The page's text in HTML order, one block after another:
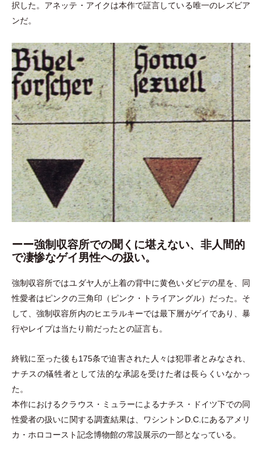
択した。アネッテ ・ アイクは本作で証言している唯一のレズビア
ンだ。
ーー強制収容所での聞くに堪えない、非人間的
で凄惨なゲイ男性への扱い。
強制収容所ではユダヤ人が上着の背中に黄色いダビデの星を、同
性愛者はピンクの三角印 （ ピンク ・ トライアングル） だった。そ
して、強制収容所内のヒエラルキーでは最下層がゲイであり、暴
行やレイプは当たり前だったとの証言も。
終戦に至った後も175条で迫害された人々は犯罪者とみなされ、
ナチスの犠牲者として法的な承認を受けた者は長らくいなかっ
た。
本作におけるクラウス ・ ミュラーによるナチス ・
ドイツ下での同
性愛者の扱いに関する調査結果は、ワシントンD.C.にあるアメリ
カ ・ ホロコースト記念博物館の常設展示の一部となっている。